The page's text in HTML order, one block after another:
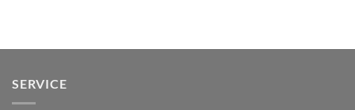
SERVICE